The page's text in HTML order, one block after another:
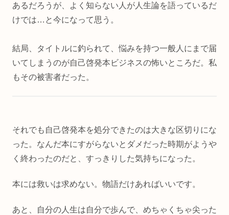
あるだろうが、よく知らない人が人生論を語っているだ
けでは…と今になって思う。
結局、タイトルに釣られて、悩みを持つ一般人にまで届
いてしまうのが自己啓発本ビジネスの怖いところだ。私
もその被害者だった。
それでも自己啓発本を処分できたのは大きな区切りにな
った。なんだ本にすがらないとダメだった時期がようや
く終わったのだと、すっきりした気持ちになった。
本には救いは求めない。物語だけあればいいです。
あと、自分の人生は自分で歩んで、めちゃくちゃ尖った